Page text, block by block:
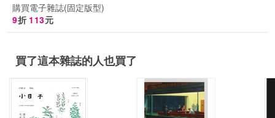
購買電子雜誌(固定版型)
9折 113元
買了這本雜誌的人也買了